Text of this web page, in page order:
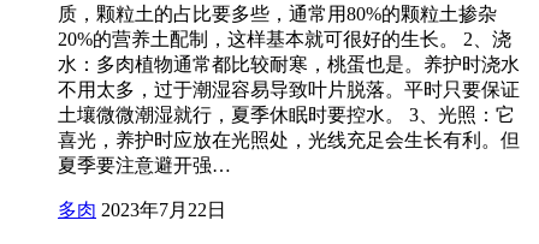
质，颗粒土的占比要多些，通常用80%的颗粒土掺杂
20%的营养土配制，这样基本就可很好的生长。 2、浇
水：多肉植物通常都比较耐寒，桃蛋也是。养护时浇水
不用太多，过于潮湿容易导致叶片脱落。平时只要保证
土壤微微潮湿就行，夏季休眠时要控水。 3、光照：它
喜光，养护时应放在光照处，光线充足会生长有利。但
夏季要注意避开强…
多肉 2023年7月22日